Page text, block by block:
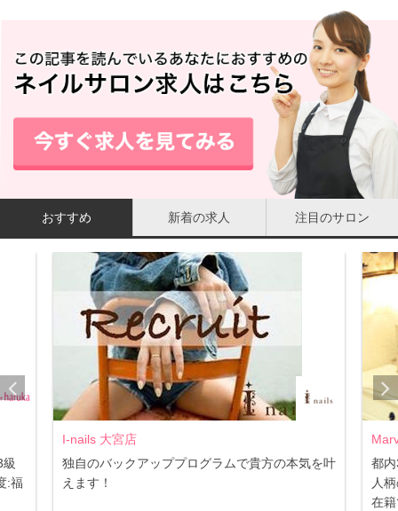
ネイルの勉強をしていると、必ず分からない部分が出てき
ます。
しかし独学ではその疑問をすぐに解消することができませ
ん。
単発のセミナーや講習会を受講する時に、インストラクタ
ーに質問するなどの方法がありますが、それまで分からな
い部分が分からないままになってしまいます。
モチベーションの維持が難しい
一緒に学ぶ仲間がいるスクールと違い、独学ではこれだけ
大変な勉強に、孤独に取り組まなければなりません。
検定に落ちる可能性も高く（2級は全体で合格率40％弱。
独学では更に下がるでしょう。）、心が折れないようにす
否定的な意見ばかりになってしまいましたね。
しかし、中にはこれだけ高いハードルを乗り越え、2級ど
おすすめ 新着の求人 注目のサロン
:福
I-nails 大宮店
独自のバックアッププログラムで貴方の本気を叶
えます！
都
人
在